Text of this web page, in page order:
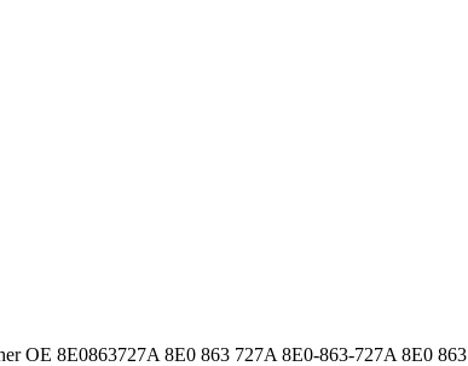
OE 8E0863727A 8E0 863 727A 8E0-863-727A 8E0 863